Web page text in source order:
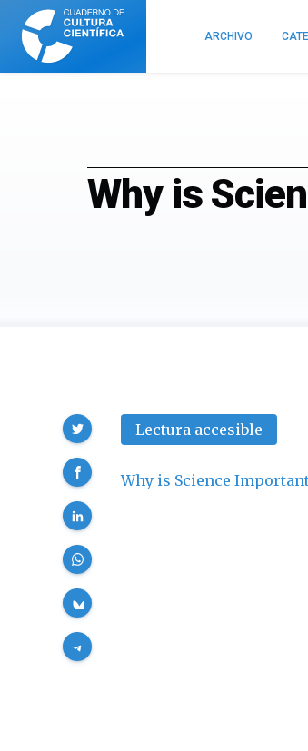
Cuaderno
Cultura
Científica
ARCHIVO
Why is
Lectura accesible
Why is Science
Compartir